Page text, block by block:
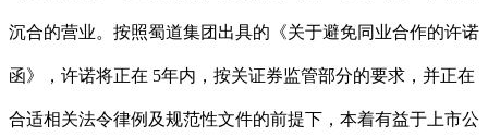
沉合的营业。按照蜀道集团出具的《关于避免同业合作的许诺
函》，许诺将正在 5年内，按关证券监管部分的要求，并正在
合适相关法令律例及规范性文件的前提下，本着有益于上市公